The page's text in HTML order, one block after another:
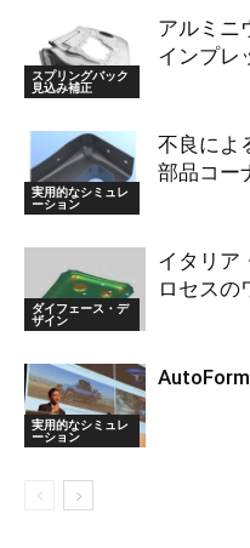
スプリングバック
見込み補正
アルミニ
インプレ
実用的なシミュレ
ーション
不良によ
部品コー
ダイフェース・デ
ザイン
イタリア
ロセスの
実用的なシミュレ
ーション